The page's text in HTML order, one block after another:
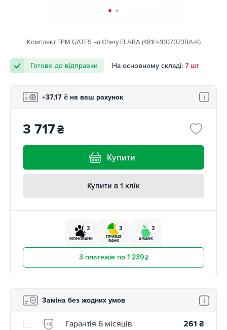
Комплект ГРМ GATES на Chery ELARA (481H-1007073BA-K)
Готово до відправки На основному складі: 7 шт
+37,17 ₴ на ваш рахунок
3 717₴
Купити
Купити в 1 клік
3
МОНОБАНК
3
ПРИВАТ
БАНК
3
А БАНК
3 платежів по 1 239₴
Заміна без жодних умов
+6 Гарантія 6 місяців 261 ₴